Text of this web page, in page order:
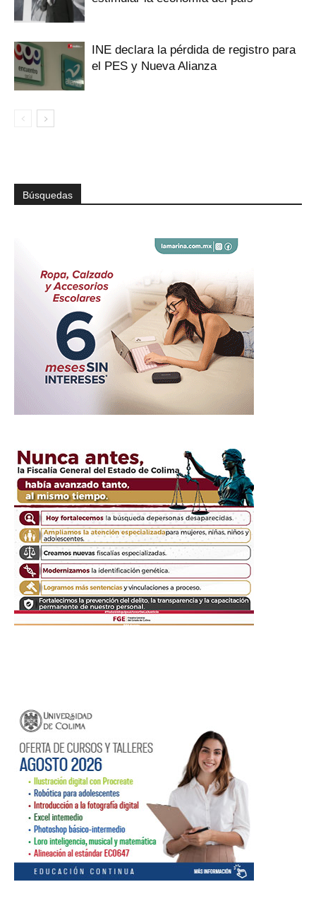
INE declara la pérdida de registro para
el PES y Nueva Alianza
Búsquedas